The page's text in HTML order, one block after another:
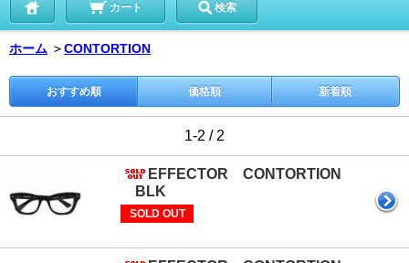
カート 検索
ホーム ＞CONTORTION
おすすめ順 価格順 新着順
1-2 / 2
EFFECTOR CONTORTION
BLK
SOLD OUT